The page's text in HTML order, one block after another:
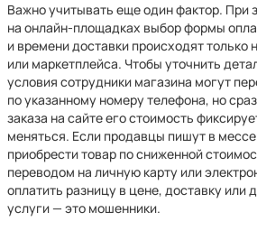
Важно учитывать еще один фактор. При
на онлайн-площадках выбор формы
и времени доставки происходят только
или маркетплейса. Чтобы уточнить
условия сотрудники магазина могут
по указанному номеру телефона, но
заказа на сайте его стоимость
меняться. Если продавцы пишут в
приобрести товар по сниженной
переводом на личную карту или
оплатить разницу в цене, доставку или
услуги — это мошенники.